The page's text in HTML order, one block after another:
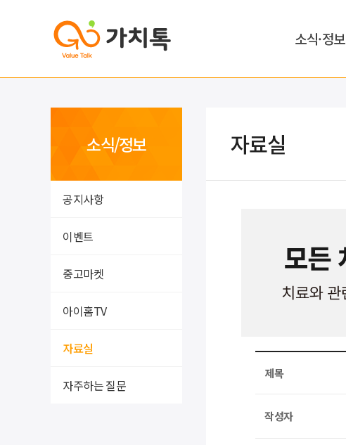
소식·정보
소식/정보
공지사항
이벤트
중고마켓
아이홈TV
자료실
자주하는 질문
자료실
제목
작성자